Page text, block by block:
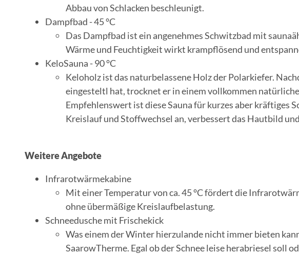
Abbau von Schlacken beschleunigt.
Dampfbad - 45 °C
Das Dampfbad ist ein angenehmes Schwitzbad mit
Wärme und Feuchtigkeit wirkt krampflösend und
KeloSauna - 90 °C
Keloholz ist das naturbelassene Holz der Polarkiefer.
eingesteltl hat, trocknet er in einem vollkommen
Empfehlenswert ist diese Sauna für kurzes aber kräftiges
Kreislauf und Stoffwechsel an, verbessert das Hautbild
Weitere Angebote
Infrarotwärmekabine
Mit einer Temperatur von ca. 45 °C fördert die
ohne übermäßige Kreislaufbelastung.
Schneedusche mit Frischekick
Was einem der Winter hierzulande nicht immer bieten
SaarowTherme. Egal ob der Schnee leise herabriesel soll